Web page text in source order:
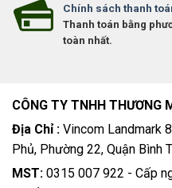
Chính sách thanh
Thanh toán bằng
toàn nhất.
CÔNG TY TNHH THƯƠNG
Địa Chỉ : Vincom Landmark
Phủ, Phường 22, Quận Bình
MST: 0315 007 922 - Cấp